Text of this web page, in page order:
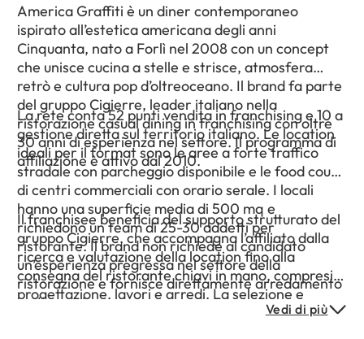
America Graffiti è un diner contemporaneo
ispirato all’estetica americana degli anni
Cinquanta, nato a Forlì nel 2008 con un concept
che unisce cucina a stelle e strisce, atmosfera
retrò e cultura pop d’oltreoceano. Il brand fa parte
del gruppo Cigierre, leader italiano nella
ristorazione casual dining in franchising con oltre
30 anni di esperienza nel settore. Il programma di
affiliazione è attivo dal 2010.
La rete conta 52 punti vendita in franchising e 10 a
gestione diretta sul territorio italiano. Le location
ideali per il format sono le aree a forte traffico
stradale con parcheggio disponibile e le food court
di centri commerciali con orario serale. I locali
hanno una superficie media di 500 mq e
richiedono un team di 25-30 addetti per
ristorante. Il brand non richiede al candidato
un’esperienza pregressa nel settore della
ristorazione e fornisce direttamente arredamento
e attrezzatura.
Il franchisee beneficia del supporto strutturato del
gruppo Cigierre, che accompagna l’affiliato dalla
ricerca e valutazione della location fino alla
consegna del ristorante chiavi in mano, compresi
progettazione, lavori e arredi. La selezione e
formazione del personale avvengono tramite la
Vedi di più